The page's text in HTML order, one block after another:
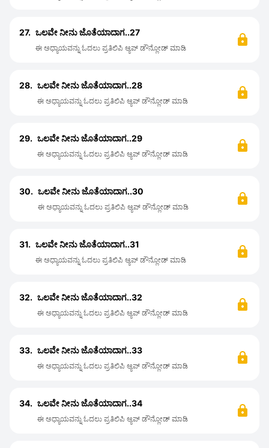
27. ಒಲವೇ ನೀನು ಜೊತೆಯಾದಾಗ..27
ಈ ಅಧ್ಯಾಯವನ್ನು ಓದಲು ಪ್ರತಿಲಿಪಿ ಆ್ಯಪ್ ಡೌನ್ಲೋಡ್ ಮಾಡಿ
28. ಒಲವೇ ನೀನು ಜೊತೆಯಾದಾಗ..28
ಈ ಅಧ್ಯಾಯವನ್ನು ಓದಲು ಪ್ರತಿಲಿಪಿ ಆ್ಯಪ್ ಡೌನ್ಲೋಡ್ ಮಾಡಿ
29. ಒಲವೇ ನೀನು ಜೊತೆಯಾದಾಗ..29
ಈ ಅಧ್ಯಾಯವನ್ನು ಓದಲು ಪ್ರತಿಲಿಪಿ ಆ್ಯಪ್ ಡೌನ್ಲೋಡ್ ಮಾಡಿ
30. ಒಲವೇ ನೀನು ಜೊತೆಯಾದಾಗ..30
ಈ ಅಧ್ಯಾಯವನ್ನು ಓದಲು ಪ್ರತಿಲಿಪಿ ಆ್ಯಪ್ ಡೌನ್ಲೋಡ್ ಮಾಡಿ
31. ಒಲವೇ ನೀನು ಜೊತೆಯಾದಾಗ..31
ಈ ಅಧ್ಯಾಯವನ್ನು ಓದಲು ಪ್ರತಿಲಿಪಿ ಆ್ಯಪ್ ಡೌನ್ಲೋಡ್ ಮಾಡಿ
32. ಒಲವೇ ನೀನು ಜೊತೆಯಾದಾಗ..32
ಈ ಅಧ್ಯಾಯವನ್ನು ಓದಲು ಪ್ರತಿಲಿಪಿ ಆ್ಯಪ್ ಡೌನ್ಲೋಡ್ ಮಾಡಿ
33. ಒಲವೇ ನೀನು ಜೊತೆಯಾದಾಗ..33
ಈ ಅಧ್ಯಾಯವನ್ನು ಓದಲು ಪ್ರತಿಲಿಪಿ ಆ್ಯಪ್ ಡೌನ್ಲೋಡ್ ಮಾಡಿ
34. ಒಲವೇ ನೀನು ಜೊತೆಯಾದಾಗ..34
ಈ ಅಧ್ಯಾಯವನ್ನು ಓದಲು ಪ್ರತಿಲಿಪಿ ಆ್ಯಪ್ ಡೌನ್ಲೋಡ್ ಮಾಡಿ